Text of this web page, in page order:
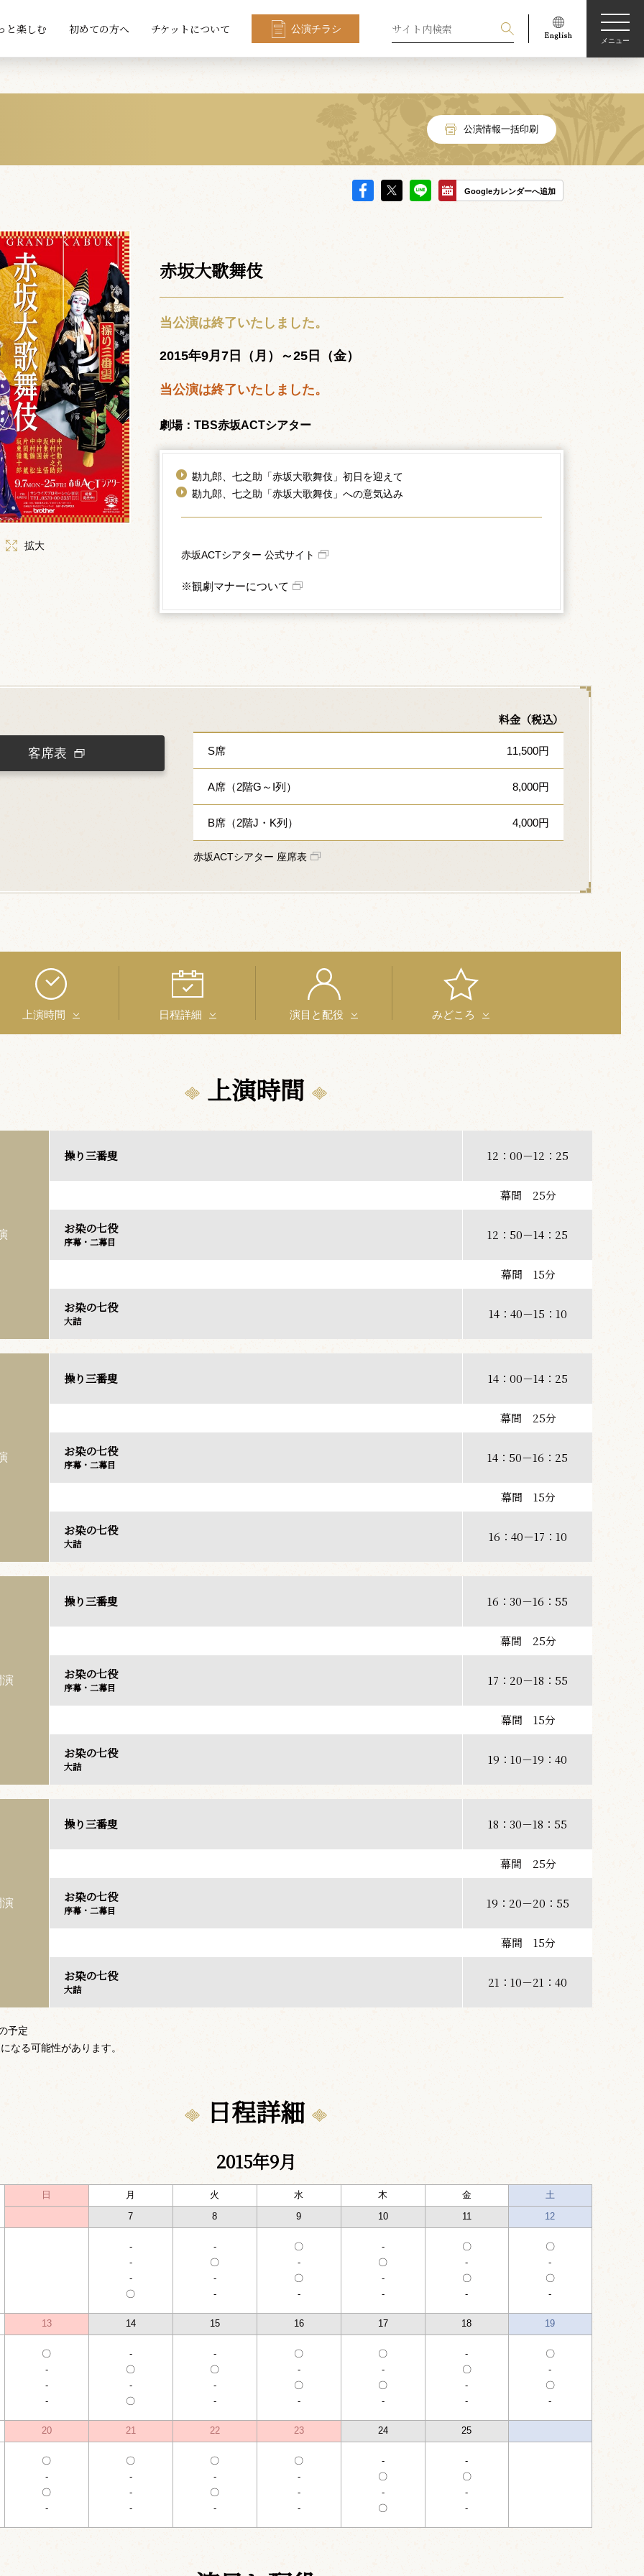
と楽しむ 初めての方へ チケットについて 公演チラシ
メニュー
公演情報一括印刷
Googleカレンダーへ追加
拡大
赤坂大歌舞伎
当公演は終了いたしました。
2015年9月7日（月）～25日（金）
当公演は終了いたしました。
劇場：TBS赤坂ACTシアター
勘九郎、七之助「赤坂大歌舞伎」初日を迎えて
勘九郎、七之助「赤坂大歌舞伎」への意気込み
赤坂ACTシアター 公式サイト
※観劇マナーについて
料金（税込）
S席 11,500円
A席（2階G～I列） 8,000円
B席（2階J・K列） 4,000円
赤坂ACTシアター 座席表
客席表
上演時間 日程詳細 演目と配役 みどころ
上演時間
操り三番叟 12：00－12：25
幕間 25分
お染の七役
序幕・二幕目 12：50－14：25
幕間 15分
お染の七役
大詰 14：40－15：10
操り三番叟 14：00－14：25
幕間 25分
お染の七役
序幕・二幕目 14：50－16：25
幕間 15分
お染の七役
大詰 16：40－17：10
操り三番叟 16：30－16：55
幕間 25分
お染の七役
序幕・二幕目 17：20－18：55
幕間 15分
お染の七役
大詰 19：10－19：40
操り三番叟 18：30－18：55
幕間 25分
お染の七役
序幕・二幕目 19：20－20：55
幕間 15分
お染の七役
大詰 21：10－21：40
予定
なる可能性があります。
日程詳細
2015年9月
日 月 火 水 木 金
土
7
8 9 10 11 12
-
-
-
〇
-
〇
-
-
〇
-
〇
-
-
〇
-
-
〇
-
〇
-
〇
-
〇
-
13 14 15 16 17 18 19
〇
-
-
-
-
〇
-
〇
-
〇
-
-
〇
-
〇
-
〇
-
〇
-
-
〇
-
-
〇
-
〇
-
20 21 22 23 24 25
〇
-
〇
-
〇
-
-
-
〇
-
〇
-
〇
-
-
-
-
〇
-
〇
-
〇
-
-